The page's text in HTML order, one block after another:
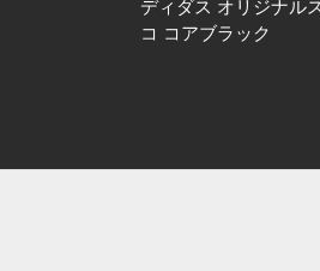
ディダス オリジナル
コ コアブラック